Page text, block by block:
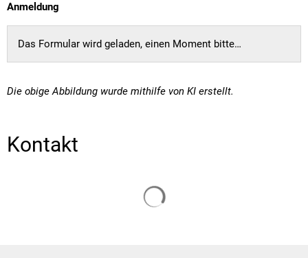
Anmeldung
Das Formular wird geladen, einen Moment bitte…
Die obige Abbildung wurde mithilfe von KI erstellt.
Kontakt